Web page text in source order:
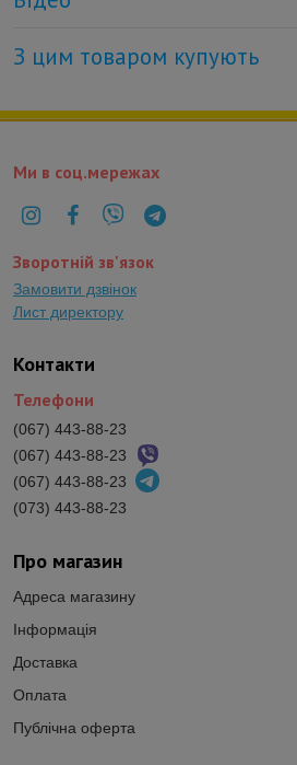
З цим товаром купують
Про магазин
Адреса магазину
Інформація
Доставка
Оплата
Публічна оферта
Контакти
Телефони
(067) 443-88-23
(067) 443-88-23
(067) 443-88-23
(073) 443-88-23
Ми в соц.мережах
Зворотній зв'язок
Замовити дзвінок
Лист директору